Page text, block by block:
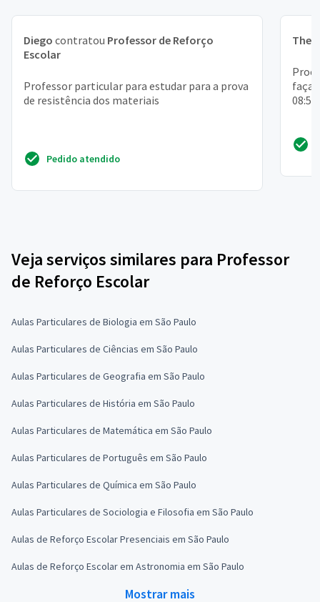
Diego contratou Professor de Reforço
Escolar
Professor particular para estudar para a prova
de resistência dos materiais
Pedido atendido
Theo
faça
08:50
Veja serviços similares para Professor
de Reforço Escolar
Aulas Particulares de Biologia em São Paulo
Aulas Particulares de Ciências em São Paulo
Aulas Particulares de Geografia em São Paulo
Aulas Particulares de História em São Paulo
Aulas Particulares de Matemática em São Paulo
Aulas Particulares de Português em São Paulo
Aulas Particulares de Química em São Paulo
Aulas Particulares de Sociologia e Filosofia em São Paulo
Aulas de Reforço Escolar Presenciais em São Paulo
Aulas de Reforço Escolar em Astronomia em São Paulo
Mostrar mais